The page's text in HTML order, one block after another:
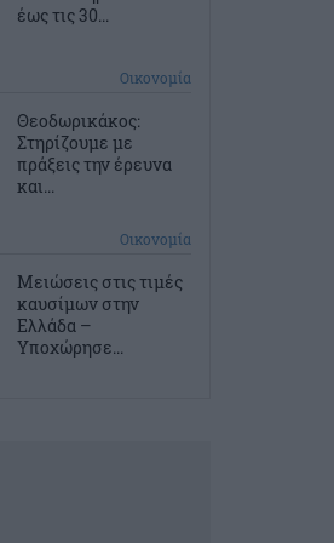
έως τις 30...
Οικονομία
Θεοδωρικάκος:
Στηρίζουμε με
πράξεις την έρευνα
και...
Οικονομία
Μειώσεις στις τιμές
καυσίμων στην
Ελλάδα –
Υποχώρησε...